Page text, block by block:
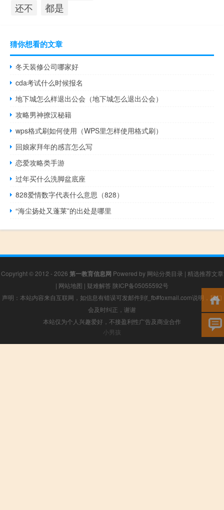
还不 都是
猜你想看的文章
冬天装修公司哪家好
cda考试什么时候报名
地下城怎么样退出公会（地下城怎么退出公会）
攻略男神撩汉秘籍
wps格式刷如何使用（WPS里怎样使用格式刷）
回娘家拜年的感言怎么写
恋爱攻略类手游
过年买什么洗脚盆底座
828爱情数字代表什么意思（828）
“海尘扬处又蓬莱”的出处是哪里
Copyright © 2012 - 2026 第一教育信息网 Powered by 网站分类目录 | 精选推荐文章
| 网站地图 | 疑难解答 陕ICP备05055592号
声明：本站内容来自互联网，如信息有错误可发邮件到f_fb#foxmail.com说明，我们
会及时纠正，谢谢
本站仅为个人兴趣爱好，不接盈利性广告及商业合作
小男孩